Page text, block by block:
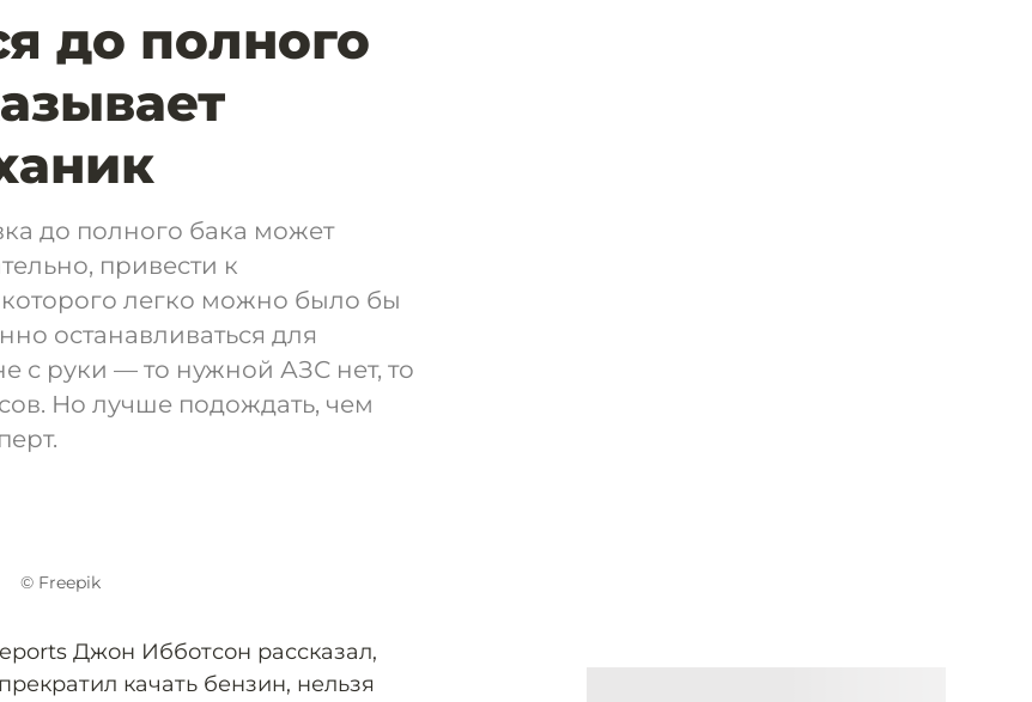
до полного
до полного бака может
привести к
легко можно было бы
останавливаться для
с руки — то нужной АЗС нет, то
Но лучше подождать, чем
© Freepik
Джон Ибботсон рассказал,
качать бензин, нельзя